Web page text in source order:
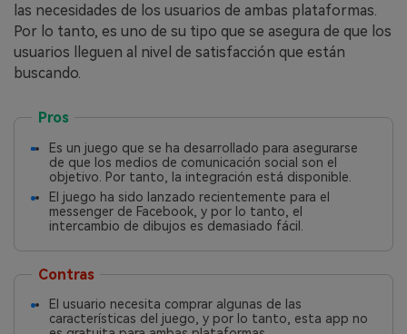
las necesidades de los usuarios de ambas plataformas.
Por lo tanto, es uno de su tipo que se asegura de que los
usuarios lleguen al nivel de satisfacción que están
buscando.
Pros
Es un juego que se ha desarrollado para asegurarse
de que los medios de comunicación social son el
objetivo. Por tanto, la integración está disponible.
El juego ha sido lanzado recientemente para el
messenger de Facebook, y por lo tanto, el
intercambio de dibujos es demasiado fácil.
Contras
El usuario necesita comprar algunas de las
características del juego, y por lo tanto, esta app no